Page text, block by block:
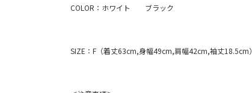
COLOR：ホワイト ブラック
SIZE：F（着丈63cm,身幅49cm,肩幅42cm,袖丈18.5cm）